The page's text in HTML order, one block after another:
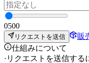
0500
リクエストを送信
販
仕組みについて
· リクエストを送信する